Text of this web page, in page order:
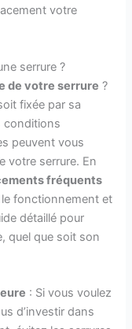
votre
serrure ?
de votre serrure ?
fixée par sa
conditions
peuvent vous
votre serrure. En
fréquents
fonctionnement et
détaillé pour
quel que soit son
: Si vous voulez
d’investir dans